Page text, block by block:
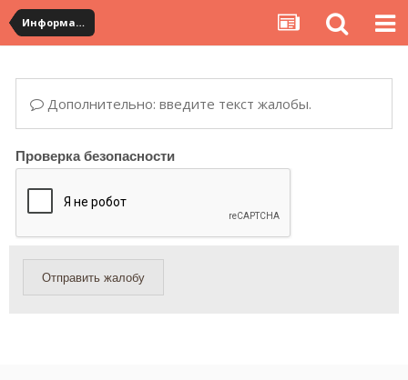
Информация по полученным посылкам
Дополнительно: введите текст жалобы.
Проверка безопасности
Отправить жалобу